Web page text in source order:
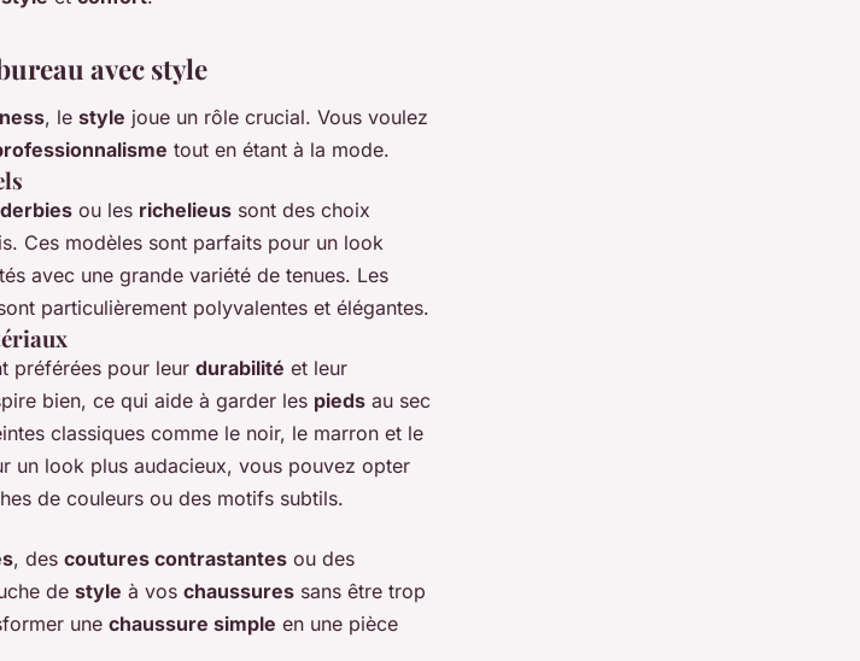
avec style
, le style joue un rôle crucial. Vous voulez
tout en étant à la mode.
derbies ou les richelieus sont des choix
Ces modèles sont parfaits pour un look
avec une grande variété de tenues. Les
particulièrement polyvalentes et élégantes.
préférées pour leur durabilité et leur
bien, ce qui aide à garder les pieds au sec
classiques comme le noir, le marron et le
un look plus audacieux, vous pouvez opter
de couleurs ou des motifs subtils.
, des coutures contrastantes ou des
de style à vos chaussures sans être trop
une chaussure simple en une pièce